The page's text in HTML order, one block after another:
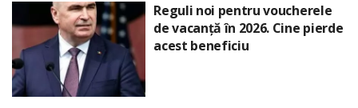
Reguli noi pentru voucherele
de vacanță în 2026. Cine pierde
acest beneficiu